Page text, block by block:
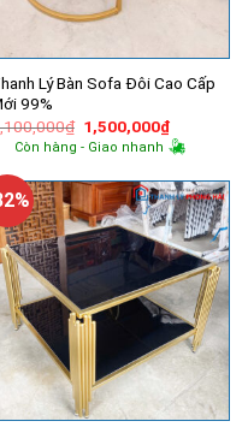
Lý Bàn Sofa Đôi Cao Cấp
99%
₫ Giá
gốc
là:
1,500,000₫Giá
hiện
tại
Còn hàng - Giao nhanh